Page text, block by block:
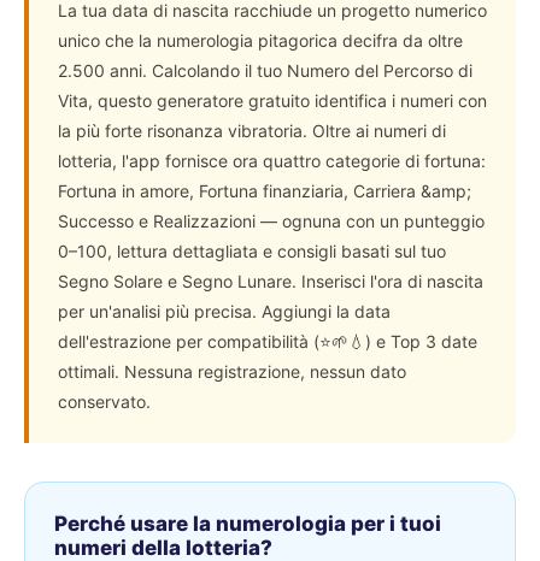
La tua data di nascita racchiude un progetto numerico
unico che la numerologia pitagorica decifra da oltre
2.500 anni. Calcolando il tuo Numero del Percorso di
Vita, questo generatore gratuito identifica i numeri con
la più forte risonanza vibratoria. Oltre ai numeri di
lotteria, l'app fornisce ora quattro categorie di fortuna:
Fortuna in amore, Fortuna finanziaria, Carriera &amp;
Successo e Realizzazioni — ognuna con un punteggio
0–100, lettura dettagliata e consigli basati sul tuo
Segno Solare e Segno Lunare. Inserisci l'ora di nascita
per un'analisi più precisa. Aggiungi la data
dell'estrazione per compatibilità (⭐🌱💧) e Top 3 date
ottimali. Nessuna registrazione, nessun dato
conservato.
Perché usare la numerologia per i tuoi
numeri della lotteria?